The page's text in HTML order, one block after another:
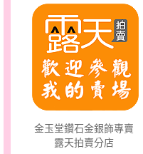
羽翼～男銀鋼套鍊
金玉堂鑽石金銀飾專賣
露天拍賣分店